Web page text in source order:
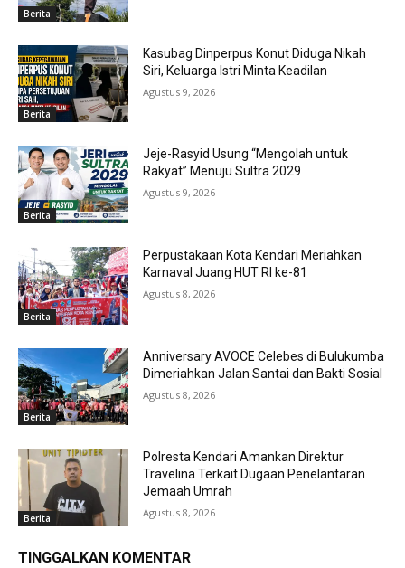
Berita
Berita
Kasubag Dinperpus Konut Diduga Nikah
Siri, Keluarga Istri Minta Keadilan
Agustus 9, 2026
Berita
Jeje-Rasyid Usung “Mengolah untuk
Rakyat” Menuju Sultra 2029
Agustus 9, 2026
Berita
Perpustakaan Kota Kendari Meriahkan
Karnaval Juang HUT RI ke-81
Agustus 8, 2026
Berita
Anniversary AVOCE Celebes di Bulukumba
Dimeriahkan Jalan Santai dan Bakti Sosial
Agustus 8, 2026
Berita
Polresta Kendari Amankan Direktur
Travelina Terkait Dugaan Penelantaran
Jemaah Umrah
Agustus 8, 2026
TINGGALKAN KOMENTAR